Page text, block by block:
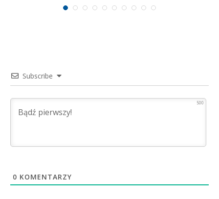
Subscribe
500
0 KOMENTARZY